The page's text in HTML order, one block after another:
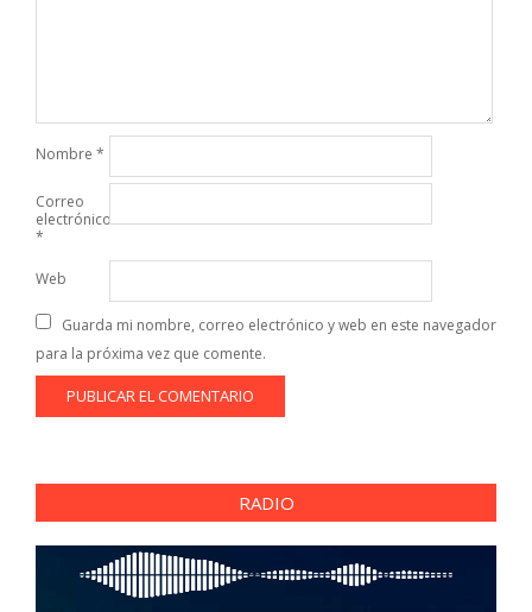
Nombre *
Correo
electrónico
*
Web
Guarda mi nombre, correo electrónico y web en este navegador
para la próxima vez que comente.
RADIO